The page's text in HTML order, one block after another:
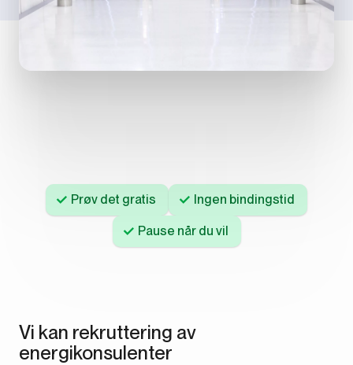
Prøv det gratis Ingen bindingstid
Pause når du vil
Vi kan rekruttering av
energikonsulenter